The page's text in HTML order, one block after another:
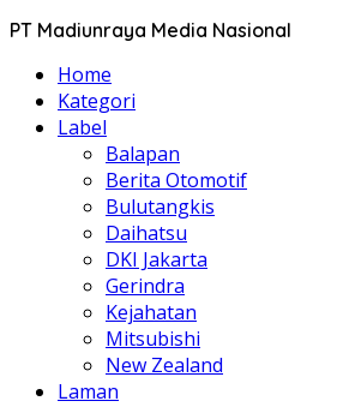
PT Madiunraya Media Nasional
Home
Kategori
Label
Balapan
Berita Otomotif
Bulutangkis
Daihatsu
DKI Jakarta
Gerindra
Kejahatan
Mitsubishi
New Zealand
Laman